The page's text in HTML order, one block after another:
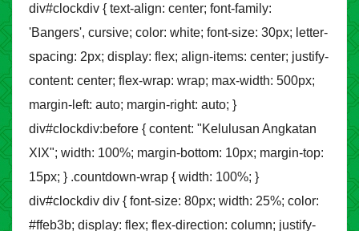
div#clockdiv { text-align: center; font-family:
'Bangers', cursive; color: white; font-size: 30px; letter-
spacing: 2px; display: flex; align-items: center; justify-
content: center; flex-wrap: wrap; max-width: 500px;
margin-left: auto; margin-right: auto; }
div#clockdiv:before { content: "Kelulusan Angkatan
XIX"; width: 100%; margin-bottom: 10px; margin-top:
15px; } .countdown-wrap { width: 100%; }
div#clockdiv div { font-size: 80px; width: 25%; color:
#ffeb3b; display: flex; flex-direction: column; justify-